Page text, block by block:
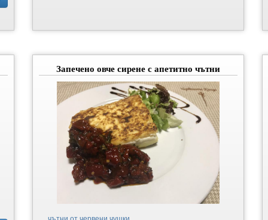
Запечено овче сирене с апетитно чътни
чътни от червени чушки